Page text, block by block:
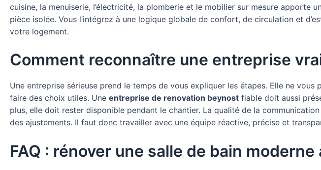
cuisine, la menuiserie, l’électricité, la plomberie et le mobilier sur mesure apporte
pièce isolée. Vous l’intégrez à une logique globale de confort, de circulation et
votre logement.
Comment reconnaître une entreprise
Une entreprise sérieuse prend le temps de vous expliquer les étapes. Elle ne
faire des choix utiles. Une entreprise de renovation beynost fiable doit aussi
plus, elle doit rester disponible pendant le chantier. La qualité de la
des ajustements. Il faut donc travailler avec une équipe réactive, précise et
FAQ : rénover une salle de bain moderne